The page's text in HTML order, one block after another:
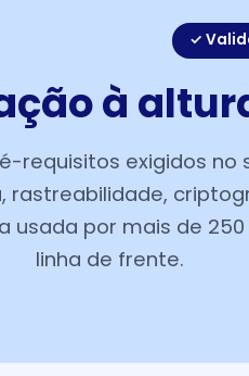
✓
à
requisitos exigidos
rastreabilidade,
por mais de
linha de frente.